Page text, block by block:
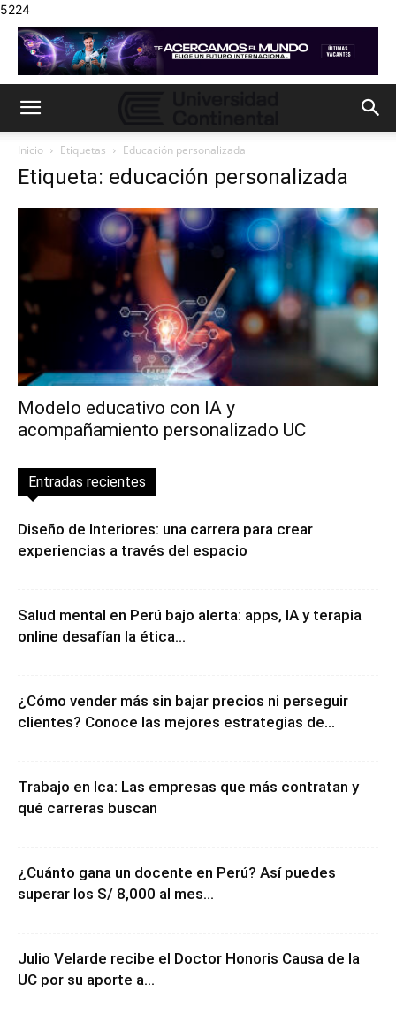
5224
Inicio Etiquetas Educación personalizada
Etiqueta: educación personalizada
Modelo educativo con IA y
acompañamiento personalizado UC
Entradas recientes
Diseño de Interiores: una carrera para crear
experiencias a través del espacio
Salud mental en Perú bajo alerta: apps, IA y terapia
online desafían la ética...
¿Cómo vender más sin bajar precios ni perseguir
clientes? Conoce las mejores estrategias de...
Trabajo en Ica: Las empresas que más contratan y
qué carreras buscan
¿Cuánto gana un docente en Perú? Así puedes
superar los S/ 8,000 al mes...
Julio Velarde recibe el Doctor Honoris Causa de la
UC por su aporte a...